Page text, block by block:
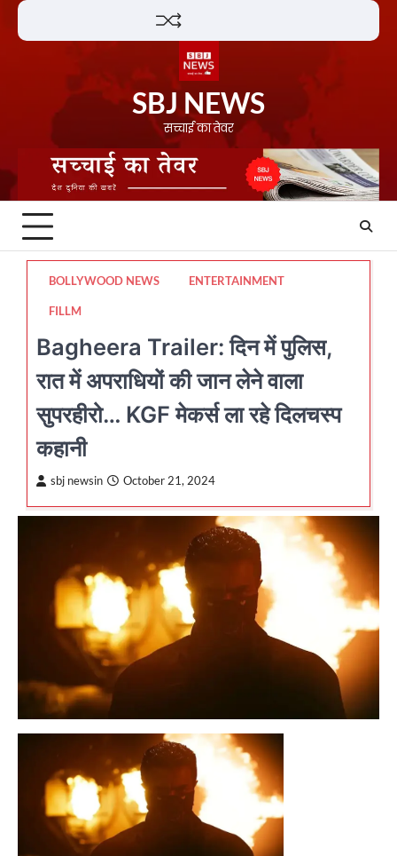
Skip
SBJ NEWS
सच्चाई का तेवर
BOLLYWOOD NEWS ENTERTAINMENT
FILLM
Bagheera Trailer: दिन में पुलिस,
रात में अपराधियों की जान लेने वाला
सुपरहीरो… KGF मेकर्स ला रहे दिलचस्प
कहानी
sbj newsin October 21, 2024